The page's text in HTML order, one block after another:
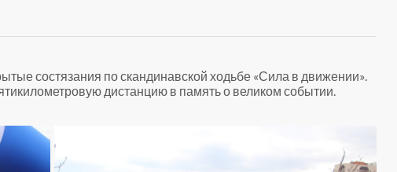
состязания по скандинавской ходьбе «Сила в движении».
дистанцию в память о великом событии.